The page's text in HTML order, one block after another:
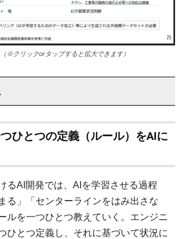
※クリックorタップすると拡大できます）
ひとつの定義（ルール）をAIに
るAI開発では、AIを学習させる過程
る」「センターラインをはみ出さな
ルを一つひとつ教えていく。エンジニ
ひとつ定義し、それに基づいて状況に